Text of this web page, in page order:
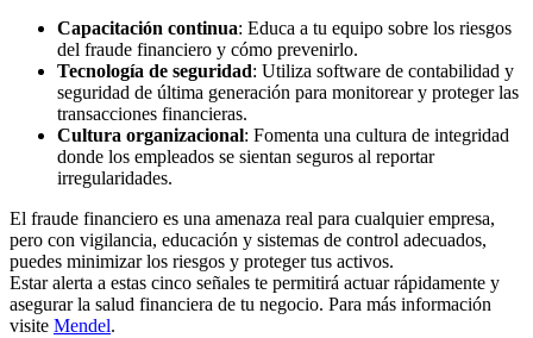
Capacitación continua: Educa a tu equipo sobre los riesgos
del fraude financiero y cómo prevenirlo.
Tecnología de seguridad: Utiliza software de contabilidad y
seguridad de última generación para monitorear y proteger las
transacciones financieras.
Cultura organizacional: Fomenta una cultura de integridad
donde los empleados se sientan seguros al reportar
irregularidades.
El fraude financiero es una amenaza real para cualquier empresa,
pero con vigilancia, educación y sistemas de control adecuados,
puedes minimizar los riesgos y proteger tus activos.
Estar alerta a estas cinco señales te permitirá actuar rápidamente y
asegurar la salud financiera de tu negocio. Para más información
visite Mendel.